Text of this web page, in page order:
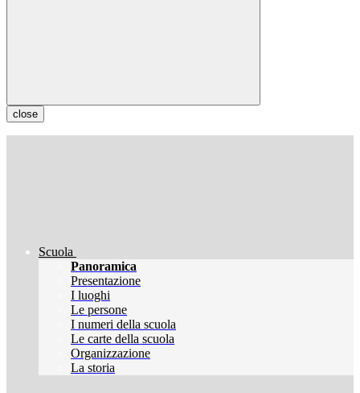
close
Scuola
Panoramica
Presentazione
I luoghi
Le persone
I numeri della scuola
Le carte della scuola
Organizzazione
La storia